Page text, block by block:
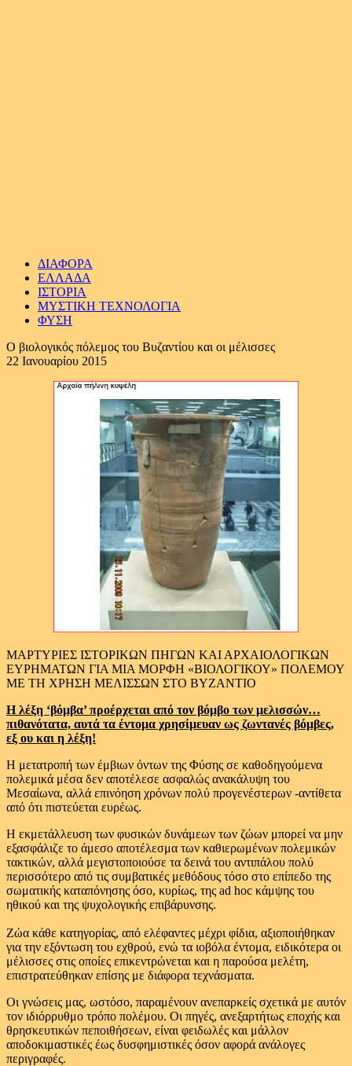
ΔΙΑΦΟΡΑ
ΕΛΛΑΔΑ
ΙΣΤΟΡΙΑ
ΜΥΣΤΙΚΗ ΤΕΧΝΟΛΟΓΙΑ
ΦΥΣΗ
Ο βιολογικός πόλεμος του Βυζαντίου και οι μέλισσες
22 Ιανουαρίου 2015
ΜΑΡΤΥΡΙΕΣ ΙΣΤΟΡΙΚΩΝ ΠΗΓΩΝ ΚΑΙ ΑΡΧΑΙΟΛΟΓΙΚΩΝ
ΕΥΡΗΜΑΤΩΝ ΓΙΑ ΜΙΑ ΜΟΡΦΗ «ΒΙΟΛΟΓΙΚΟΥ» ΠΟΛΕΜΟΥ
ΜΕ ΤΗ ΧΡΗΣΗ ΜΕΛΙΣΣΩΝ ΣΤΟ ΒΥΖΑΝΤΙΟ
Η λέξη ‘βόμβα’ προέρχεται από τον βόμβο των μελισσών…
πιθανότατα, αυτά τα έντομα χρησίμευαν ως ζωντανές βόμβες,
εξ ου και η λέξη!
Η μετατροπή των έμβιων όντων της Φύσης σε καθοδηγούμενα
πολεμικά μέσα δεν αποτέλεσε ασφαλώς ανακάλυψη του
Μεσαίωνα, αλλά επινόηση χρόνων πολύ προγενέστερων -αντίθετα
από ότι πιστεύεται ευρέως.
Η εκμετάλλευση των φυσικών δυνάμεων των ζώων μπορεί να μην
εξασφάλιζε το άμεσο αποτέλεσμα των καθιερωμένων πολεμικών
τακτικών, αλλά μεγιστοποιούσε τα δεινά του αντιπάλου πολύ
περισσότερο από τις συμβατικές μεθόδους τόσο στο επίπεδο της
σωματικής καταπόνησης όσο, κυρίως, της ad hoc κάμψης του
ηθικού και της ψυχολογικής επιβάρυνσης.
Ζώα κάθε κατηγορίας, από ελέφαντες μέχρι φίδια, αξιοποιήθηκαν
για την εξόντωση του εχθρού, ενώ τα ιοβόλα έντομα, ειδικότερα οι
μέλισσες στις οποίες επικεντρώνεται και η παρούσα μελέτη,
επιστρατεύθηκαν επίσης με διάφορα τεχνάσματα.
Οι γνώσεις μας, ωστόσο, παραμένουν ανεπαρκείς σχετικά με αυτόν
τον ιδιόρρυθμο τρόπο πολέμου. Οι πηγές, ανεξαρτήτως εποχής και
θρησκευτικών πεποιθήσεων, είναι φειδωλές και μάλλον
αποδοκιμαστικές έως δυσφημιστικές όσον αφορά ανάλογες
περιγραφές.